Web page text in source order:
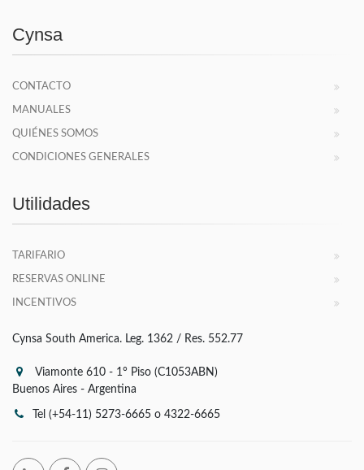
Cynsa
CONTACTO
MANUALES
QUIÉNES SOMOS
CONDICIONES GENERALES
Utilidades
TARIFARIO
RESERVAS ONLINE
INCENTIVOS
Cynsa South America. Leg. 1362 / Res. 552.77
Viamonte 610 - 1° Piso (C1053ABN)
Buenos Aires - Argentina
Tel (+54-11) 5273-6665 o 4322-6665